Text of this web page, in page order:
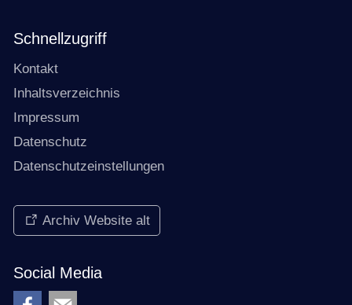
Schnellzugriff
Kontakt
Inhaltsverzeichnis
Impressum
Datenschutz
Datenschutzeinstellungen
Archiv Website alt
Social Media